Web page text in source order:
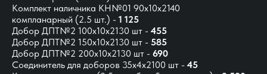
Комплект наличника КН№01 90х10х2140
компланарный (2.5 шт.) - 1 125
Добор ДПТ№2 100х10х2130 шт - 455
Добор ДПТ№2 150х10х2130 шт - 585
Добор ДПТ№2 200х10х2130 шт - 690
Соединитель для доборов 35х4х2100 шт - 45